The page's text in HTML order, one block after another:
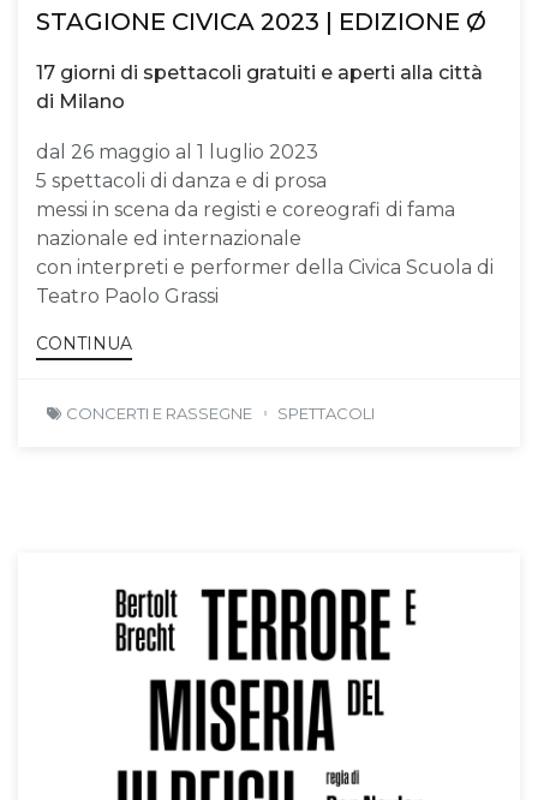
STAGIONE CIVICA 2023 | EDIZIONE Ø
17 giorni di spettacoli gratuiti e aperti alla città
di Milano
dal 26 maggio al 1 luglio 2023
5 spettacoli di danza e di prosa
messi in scena da registi e coreografi di fama
nazionale ed internazionale
con interpreti e performer della Civica Scuola di
Teatro Paolo Grassi
CONTINUA
CONCERTI E RASSEGNE SPETTACOLI